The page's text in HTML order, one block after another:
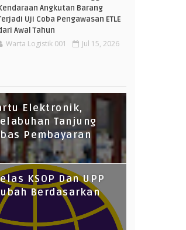
Angkutan Barang
Uji Coba Pengawasan ETLE
Awal Tahun
Warta Logistik 001 Jul 15, 2026
Elektronik,
Tanjung
Pembayaran
KSOP Dan UPP
Berdasarkan